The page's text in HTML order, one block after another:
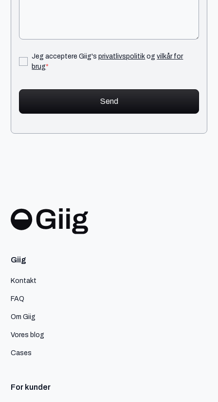
Jeg acceptere Giig'sprivatlivspolitikogvilkår for
brug*
Giig
Kontakt
FAQ
Om Giig
Vores blog
Cases
For kunder